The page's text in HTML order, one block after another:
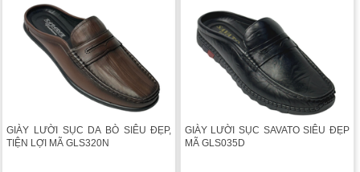
GIÀY LƯỜI SỤC DA BÒ SIÊU ĐẸP,
TIỆN LỢI MÃ GLS320N
GIÀY LƯỜI SỤC SAVATO SIÊU ĐẸP
MÃ GLS035D